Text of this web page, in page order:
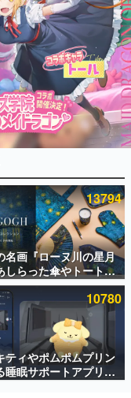
ュー数万以上！ などな
ミ渾身の“殿堂入り”記
製作時のエピソードをお
）とは何か？を探ってい
赫本』は、〈試験問題〉
担う若きクリエイター達
を探っていきます。
13794
名画『ローヌ川の星月
しらった傘やトートバ
が登場。8月7日21時よ
定で予約販売 10780
ティやポムポムプリン
睡眠サポートアプリ
び』が配信中。キャラ